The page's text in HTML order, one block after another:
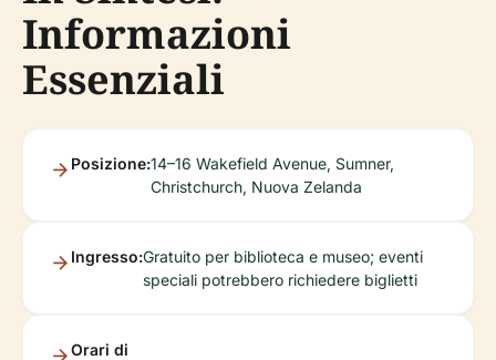
Informazioni
Essenziali
Posizione:14–16 Wakefield Avenue, Sumner,
Christchurch, Nuova Zelanda
Ingresso:Gratuito per biblioteca e museo; eventi
speciali potrebbero richiedere biglietti
Orari di